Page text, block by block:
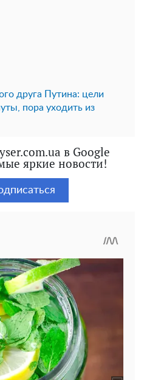
друга Путина: цели
пора уходить из
в Google
яркие новости!